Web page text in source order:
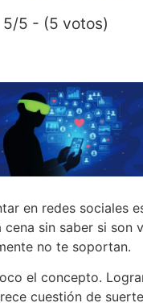
5/5 - (5 votos)
en redes sociales
sin saber si son
no te soportan.
el concepto.
cuestión de